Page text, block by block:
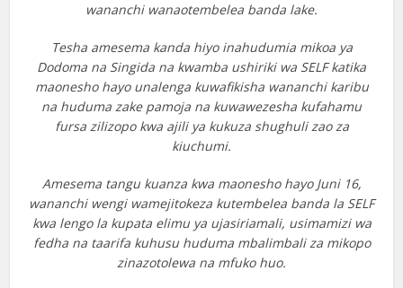
wananchi wanaotembelea banda lake.
Tesha amesema kanda hiyo inahudumia mikoa ya
Dodoma na Singida na kwamba ushiriki wa SELF katika
maonesho hayo unalenga kuwafikisha wananchi karibu
na huduma zake pamoja na kuwawezesha kufahamu
fursa zilizopo kwa ajili ya kukuza shughuli zao za
kiuchumi.
Amesema tangu kuanza kwa maonesho hayo Juni 16,
wananchi wengi wamejitokeza kutembelea banda la SELF
kwa lengo la kupata elimu ya ujasiriamali, usimamizi wa
fedha na taarifa kuhusu huduma mbalimbali za mikopo
zinazotolewa na mfuko huo.